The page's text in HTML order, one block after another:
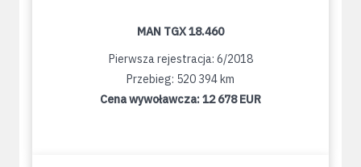
MAN TGX 18.460
Pierwsza rejestracja: 6/2018
Przebieg: 520 394 km
Cena wywoławcza:12 678 EUR